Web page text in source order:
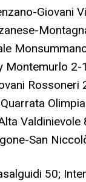
Giovani
Montemurlo 2-1
Rossoneri
Valdinievole
San
50;